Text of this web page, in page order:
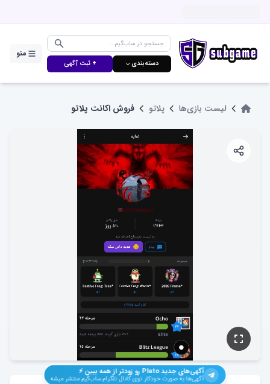
دسته‌بندی ⌵ + ثبت آگهی
منو
لیست بازی‌ها پلاتو فروش اکانت پلاتو
آگهی‌های جدیدPlato رو زودتر از همه ببین ⚡️
آگهی‌ها به صورت خودکار توی کانال تلگرام ساب‌گیم منتشر میشه